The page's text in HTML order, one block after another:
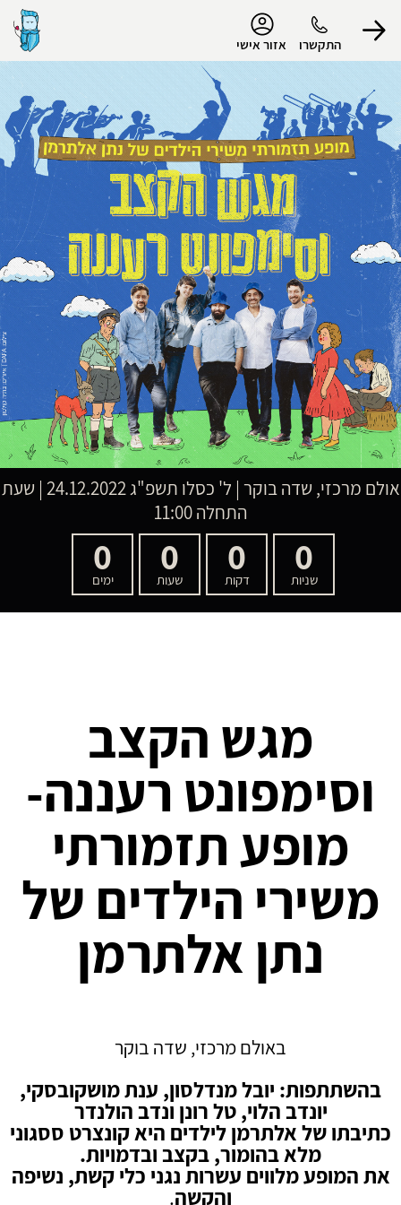
התקשרו אזור אישי
הפרופיל שלי
התנתק
אולם מרכזי, שדה בוקר | ל' כסלו תשפ"ג
24.12.2022 | שעת
התחלה 11:00
0
שניות
0
דקות
0
שעות
0
ימים
מגש הקצב
וסימפונט רעננה-
מופע תזמורתי
משירי הילדים של
נתן אלתרמן
באולם מרכזי, שדה בוקר
בהשתתפות: יובל מנדלסון, ענת מושקובסקי,
יונדב הלוי, טל רונן ונדב הולנדר
כתיבתו של אלתרמן לילדים היא קונצרט ססגוני
מלא בהומור, בקצב ובדמויות.
את המופע מלווים עשרות נגני כלי קשת, נשיפה
והקשה.